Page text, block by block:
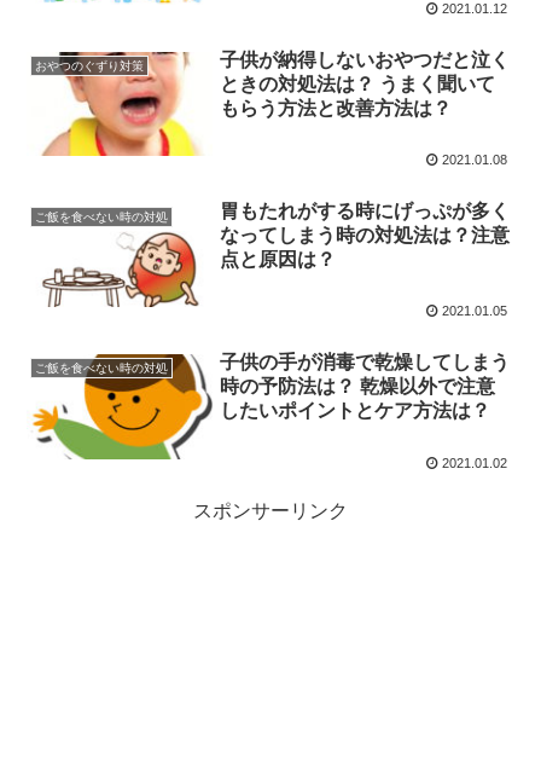
2021.01.12
おやつのぐずり対策
子供が納得しないおやつだと泣く
ときの対処法は？ うまく聞いて
もらう方法と改善方法は？
2021.01.08
ご飯を食べない時の対処
胃もたれがする時にげっぷが多く
なってしまう時の対処法は？注意
点と原因は？
2021.01.05
ご飯を食べない時の対処
子供の手が消毒で乾燥してしまう
時の予防法は？ 乾燥以外で注意
したいポイントとケア方法は？
2021.01.02
スポンサーリンク